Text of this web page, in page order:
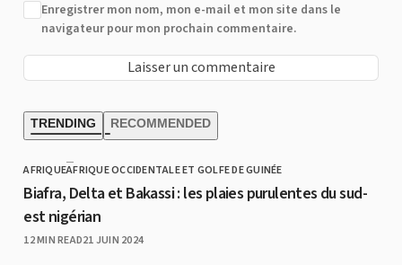
Enregistrer mon nom, mon e-mail et mon site dans le
navigateur pour mon prochain commentaire.
TRENDING RECOMMENDED
CATEGORY
AFRIQUEAFRIQUE OCCIDENTALE ET GOLFE DE GUINÉE
Biafra, Delta et Bakassi : les plaies purulentes du sud-
est nigérian
12 MIN READPUBLISHED
21 JUIN 2024